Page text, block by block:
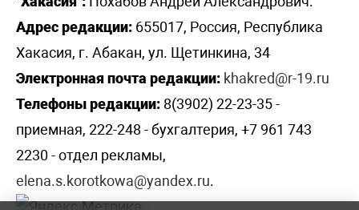
Адрес редакции: 655017, Россия, Республика
Хакасия, г. Абакан, ул. Щетинкина, 34
Электронная почта редакции: khakred@r-19.ru
Телефоны редакции: 8(3902) 22-23-35 -
приемная, 222-248 - бухгалтерия, +7 961 743
2230 - отдел рекламы,
elena.s.korotkowa@yandex.ru.